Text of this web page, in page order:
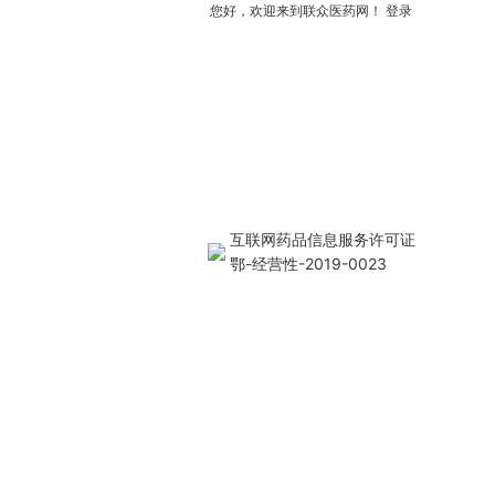
您好，欢迎来到联众医药网！ 登录
互联网药品信息服务许可证
鄂-经营性-2019-0023